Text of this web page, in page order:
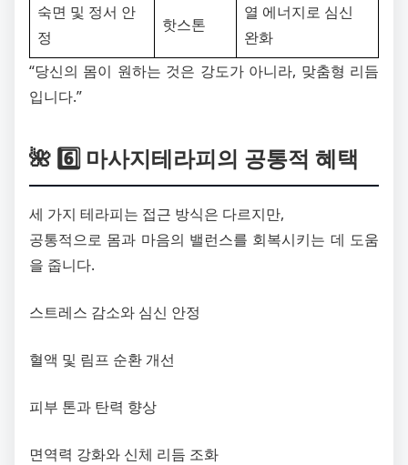
숙면 및 정서 안
정
핫스톤
열 에너지로 심신
완화
“당신의 몸이 원하는 것은 강도가 아니라, 맞춤형 리듬
입니다.”
🌺 6️⃣ 마사지테라피의 공통적 혜택
세 가지 테라피는 접근 방식은 다르지만,
공통적으로 몸과 마음의 밸런스를 회복시키는 데 도움
을 줍니다.
스트레스 감소와 심신 안정
혈액 및 림프 순환 개선
피부 톤과 탄력 향상
면역력 강화와 신체 리듬 조화